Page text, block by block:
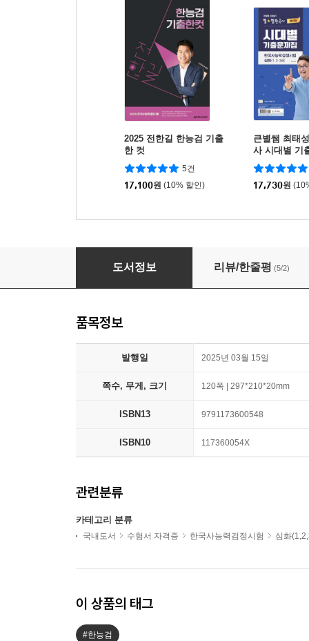
2025 전한길 한능검 기출
한 컷
5건
17,100원 (10% 할인)
큰별쌤 최태
사 시대별 기
사능력검정
급)
17,730원
2025 전한길 한능검 필기노트
도서정보 리뷰/한줄평 (5/2)
품목정보
발행일 2025년 03월 15일
쪽수, 무게, 크기 120쪽 | 297*210*20mm
ISBN13 9791173600548
ISBN10 117360054X
관련분류
카테고리 분류
국내도서 수험서 자격증 한국사능력검정시험 심화
이 상품의 태그
#한능검